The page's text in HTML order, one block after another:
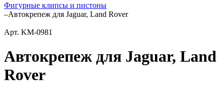
Фигурные клипсы и пистоны
–Автокрепеж для Jaguar, Land Rover
Арт. KM-0981
Автокрепеж для Jaguar, Land
Rover